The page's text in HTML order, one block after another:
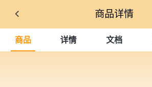
商品详情
商品 详情 文档